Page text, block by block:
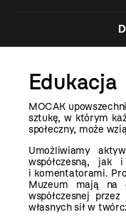
Edukacja
MOCAK
sztukę, w którym
społeczny, może
Umożliwiamy
współczesną,
i komentatorami.
Muzeum mają na
współczesnej
własnych sił w